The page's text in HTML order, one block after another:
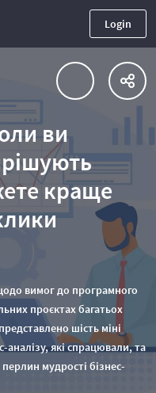
Login
ви
краще
вимог до програмного
проєктах багатьох
шість міні
аналізу, які спрацювали, та
мудрості бізнес-